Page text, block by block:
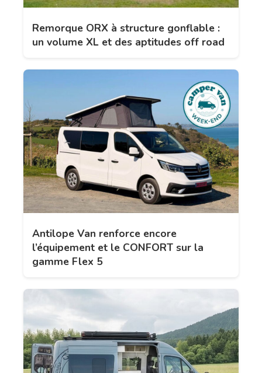
Remorque ORX à structure gonflable :
un volume XL et des aptitudes off road
Antilope Van renforce encore
l’équipement et le CONFORT sur la
gamme Flex 5